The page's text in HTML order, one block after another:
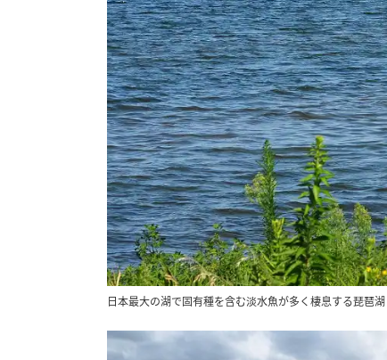
日本最大の湖で固有種を含む淡水魚が多く棲息する琵琶湖